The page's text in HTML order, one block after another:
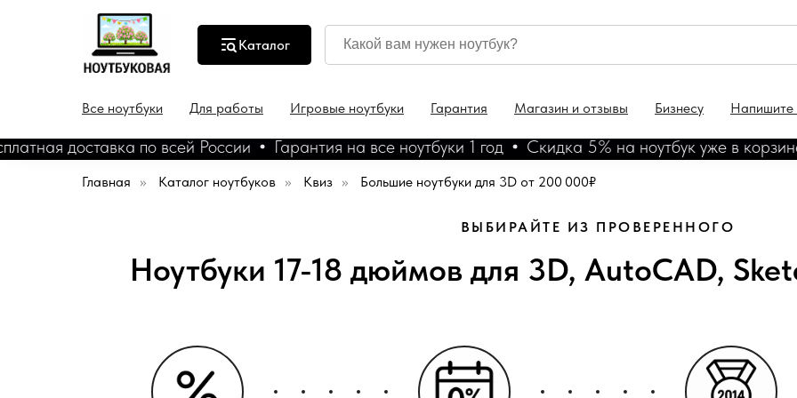
Каталог
Все ноутбуки Для работы Игровые ноутбуки Гарантия Магазин и отзывы Бизнесу Напишите
доставка по всей России Гарантия на все ноутбуки 1 год Скидка 5% на ноутбук уже в корзине
Главная » Каталог ноутбуков » Квиз » Большие ноутбуки для 3D от 200 000₽
ВЫБИРАЙТЕ ИЗ ПРОВЕРЕННОГО
Ноутбуки 17-18 дюймов для 3D, AutoCAD,